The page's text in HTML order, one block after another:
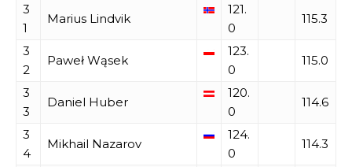
3
1
Marius Lindvik
121.
0
115.3
3
2
Paweł Wąsek
123.
0
115.0
3
3
Daniel Huber
120.
0
114.6
3
4
Mikhail Nazarov
124.
0
114.3